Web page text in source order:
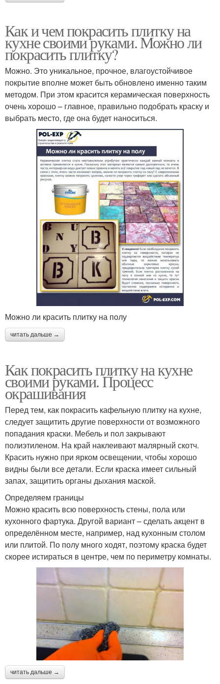
Как и чем покрасить плитку на
кухне своими руками. Можно ли
покрасить плитку?
Можно. Это уникальное, прочное, влагоустойчивое
покрытие вполне может быть обновлено именно таким
методом. При этом красится керамическая поверхность
очень хорошо – главное, правильно подобрать краску и
выбрать место, где она будет наноситься.
Можно ли красить плитку на полу
читать дальше →
Как покрасить плитку на кухне
своими руками. Процесс
окрашивания
Перед тем, как покрасить кафельную плитку на кухне,
следует защитить другие поверхности от возможного
попадания краски. Мебель и пол закрывают
полиэтиленом. На край наклеивают малярный скотч.
Красить нужно при ярком освещении, чтобы хорошо
видны были все детали. Если краска имеет сильный
запах, защитить органы дыхания маской.
Определяем границы
Можно красить всю поверхность стены, пола или
кухонного фартука. Другой вариант – сделать акцент в
определённом месте, например, над кухонным столом
или плитой. По полу много ходят, поэтому краска будет
скорее истираться в центре, чем по периметру комнаты.
читать дальше →